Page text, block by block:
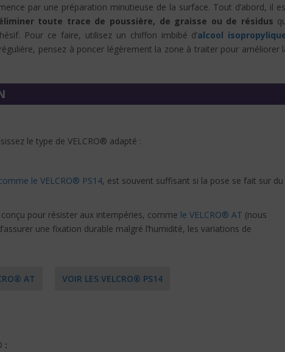
par une préparation minutieuse de la surface. Tout d’abord, il
toute trace de poussière, de graisse ou de résidus
Pour ce faire, utilisez un chiffon imbibé d’alcool
pensez à poncer légèrement la zone à traiter pour améliorer
le type de VELCRO® adapté :
le VELCRO® PS14, est souvent suffisant si la pose se fait sur du
conçu pour résister aux intempéries, comme le VELCRO® AT (nous
une fixation durable malgré l’humidité, les variations de
AT VOIR LES VELCRO® PS14
: